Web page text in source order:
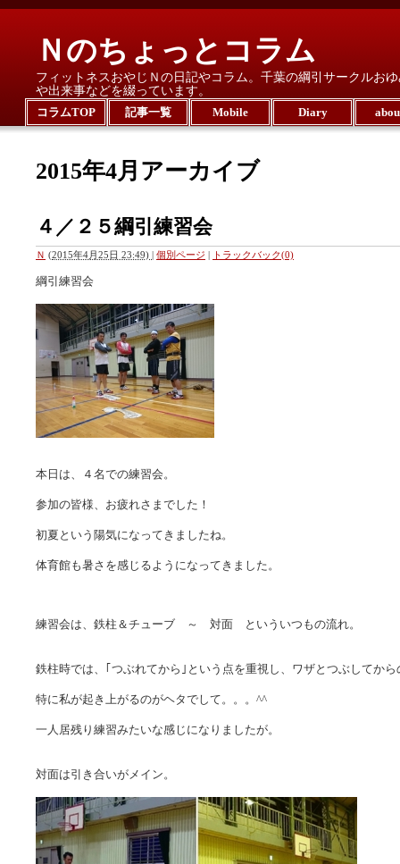
Ｎのちょっとコラム
フィットネスおやじＮの日記やコラム。千葉の綱引サークルお
や出来事などを綴っています。
コラムTOP
記事一覧 Mobile Diary
2015年4月アーカイブ
４／２５綱引練習会
Ｎ (2015年4月25日 23:49) | 個別ページ | トラックバック(0)
綱引練習会
本日は、４名での練習会。
参加の皆様、お疲れさまでした！
初夏という陽気になってきましたね。
体育館も暑さを感じるようになってきました。
練習会は、鉄柱＆チューブ ～ 対面 といういつもの流れ。
鉄柱時では、｢つぶれてから｣という点を重視し、ワザとつぶしてか
特に私が起き上がるのがヘタでして。。。^^
一人居残り練習みたいな感じになりましたが。
対面は引き合いがメイン。